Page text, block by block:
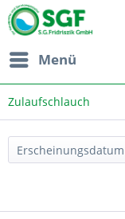
Menü
Zulaufschlauch